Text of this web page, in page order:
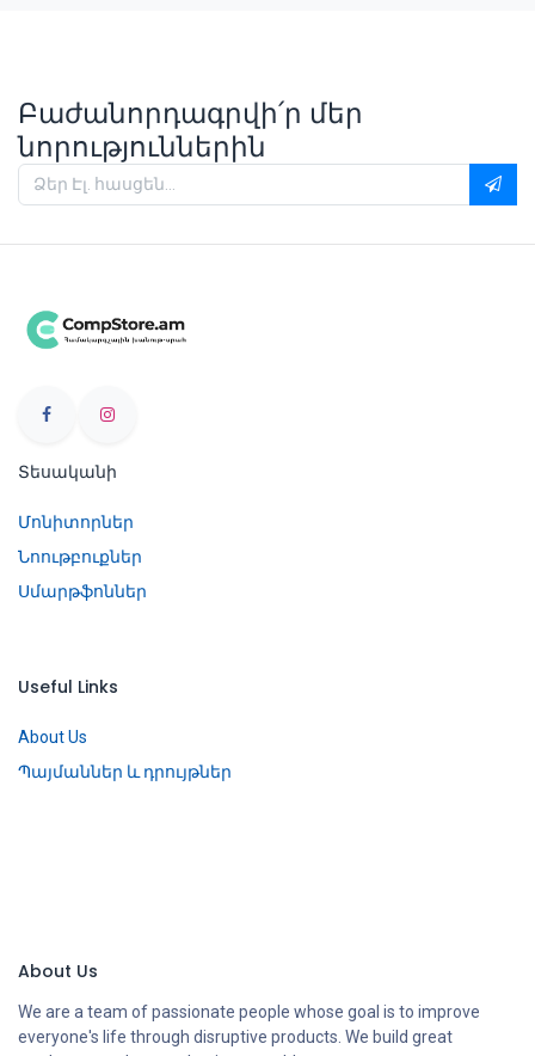
Բաժանորդագրվի՛ր մեր
նորություններին
Տեսականի
Մոնիտորներ
Նոութբուքներ
Սմարթֆոններ
Useful Links
About Us
Պայմաններ և դրույթներ
About Us
We are a team of passionate people whose goal is to improve
everyone's life through disruptive products. We build great